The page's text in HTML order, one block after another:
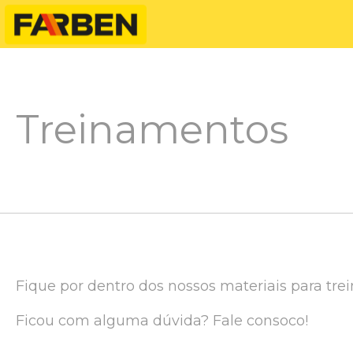
Treinamentos
Fique por dentro dos nossos materiais para
Ficou com alguma dúvida? Fale consoco!